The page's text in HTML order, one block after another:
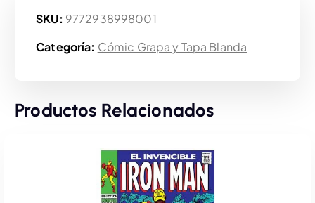
SKU: 9772938998001
Categoría: Cómic Grapa y Tapa Blanda
Productos Relacionados